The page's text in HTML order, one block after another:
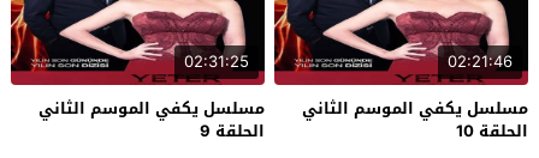
02:21:46
مسلسل يكفي الموسم الثاني
الحلقة 10
02:31:25
مسلسل يكفي الموسم الثاني
الحلقة 9